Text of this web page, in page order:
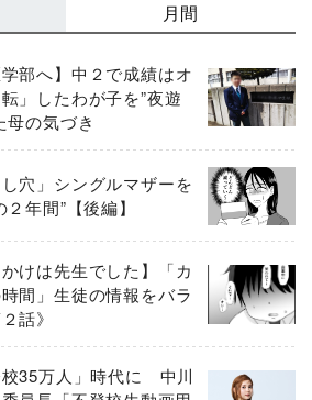
月間
学部へ】中２で成績はオ
」したわが子を”夜遊
母の気づき
し穴」シングルマザーを
年間”【後編】
かけは先生でした】「カ
間」生徒の情報をバラ
話》
35万人」時代に 中川